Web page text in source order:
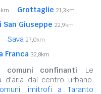
Grottaglie 21,3km
San Giuseppe 22,9km
Sava 27,0km
Franca 32,8km
comuni confinanti. Le
d'aria dal centro urbano.
limitrofi a Taranto